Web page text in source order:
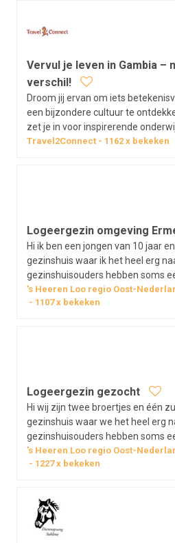
Vervul je leven in Gambia –
verschil!
Droom jij ervan om iets
een bijzondere cultuur te
zet je in voor inspirerende
welzijnsprojecten. Een ervaring
Travel2Connect 1162 x bekeken
Logeergezin omgeving
Hi ik ben een jongen van 10 jaar
gezinshuis waar ik het heel erg
gezinshuisouders hebben soms
vakantie en dan mag ik uit logeren.
graag buiten en ben graag bezig.
's Heeren Loo regio Oost-
1107x bekeken
Logeergezin gezocht
Hi wij zijn twee broertjes en één
gezinshuis waar we het heel erg
gezinshuisouders hebben soms
vakantie en dan mogen wij uit
jaar en al best wel zelfstandig. We
's Heeren Loo regio Oost-
1227x bekeken